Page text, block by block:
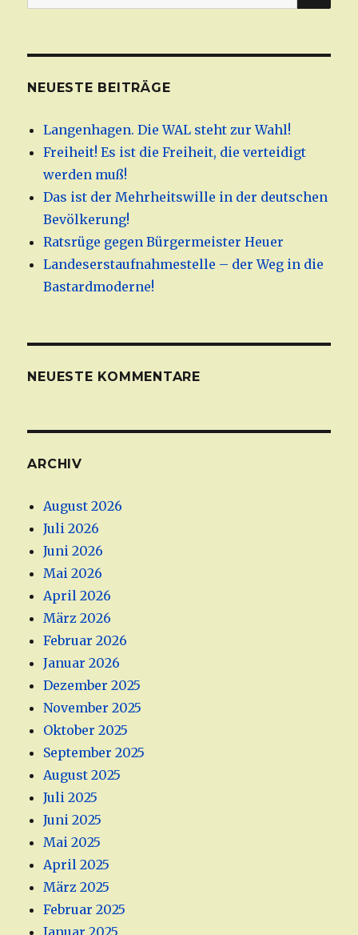
nach:
NEUESTE BEITRÄGE
Langenhagen. Die WAL steht zur Wahl!
Freiheit! Es ist die Freiheit, die verteidigt
werden muß!
Das ist der Mehrheitswille in der deutschen
Bevölkerung!
Ratsrüge gegen Bürgermeister Heuer
Landeserstaufnahmestelle – der Weg in die
Bastardmoderne!
NEUESTE KOMMENTARE
ARCHIV
August 2026
Juli 2026
Juni 2026
Mai 2026
April 2026
März 2026
Februar 2026
Januar 2026
Dezember 2025
November 2025
Oktober 2025
September 2025
August 2025
Juli 2025
Juni 2025
Mai 2025
April 2025
März 2025
Februar 2025